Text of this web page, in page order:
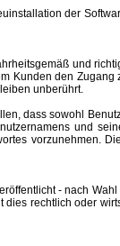
der
und
Kunden den
unberührt.
dass sowohl
und
vorzunehmen.
- nach
rechtlich oder